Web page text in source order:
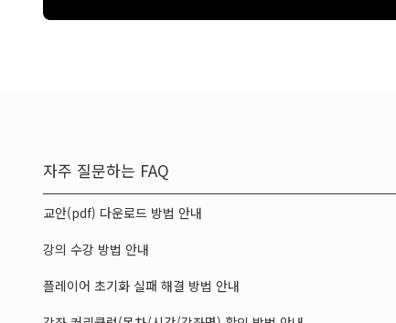
자주 질문하는 FAQ
교안(pdf) 다운로드 방법 안내
강의 수강 방법 안내
플레이어 초기화 실패 해결 방법 안내